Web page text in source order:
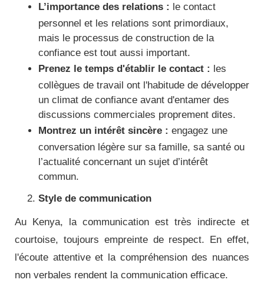
L’importance des relations : le contact
personnel et les relations sont primordiaux,
mais le processus de construction de la
confiance est tout aussi important.
Prenez le temps d'établir le contact : les
collègues de travail ont l'habitude de développer
un climat de confiance avant d'entamer des
discussions commerciales proprement dites.
Montrez un intérêt sincère : engagez une
conversation légère sur sa famille, sa santé ou
l’actualité concernant un sujet d’intérêt
commun.
Style de communication
Au Kenya, la communication est très indirecte et
courtoise, toujours empreinte de respect. En effet,
l'écoute attentive et la compréhension des nuances
non verbales rendent la communication efficace.